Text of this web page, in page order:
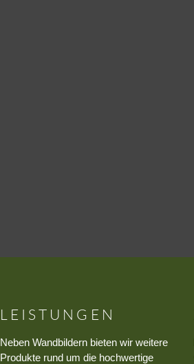
LEISTUNGEN
Neben Wandbildern bieten wir weitere
Produkte rund um die hochwertige